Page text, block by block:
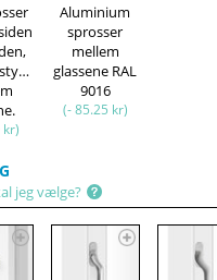
kr)
Aluminium
sprosser
mellem
glassene RAL
9016
(- 85.25 kr)
jeg vælge?